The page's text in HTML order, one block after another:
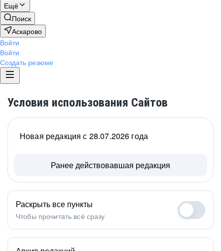
Ещё
Поиск
Аскарово
Войти
Войти
Создать резюме
Условия использования Сайтов
Новая редакция с 28.07.2026 года
Ранее действовавшая редакция
Раскрыть все пункты
Чтобы прочитать всё сразу